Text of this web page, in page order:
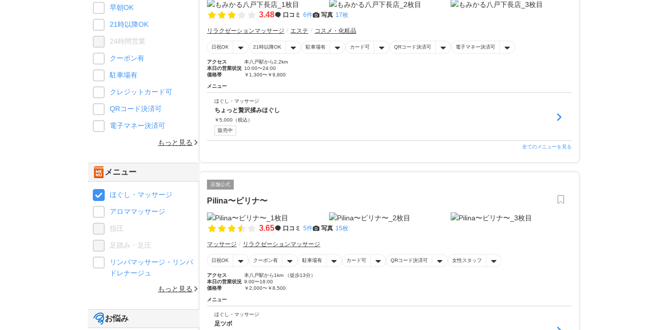
3.48 口コミ 6件 写真 17枚
リラクゼーションマッサージ エステ コスメ・化粧品
日祝OK 21時以降OK 駐車場有 カード可 QRコード決済可 電子マネー決済可
アクセス
本八戸駅から2.2km
本日の営業状況 10:00〜24:00
価格帯
￥1,300〜￥9,800
メニュー
ほぐし・マッサージ
ちょっと贅沢揉みほぐし
￥5,000 （税込）
販売中
全てのメニューを見る
店舗公式
Pilina〜ピリナ〜
3.65 口コミ 5件 写真 15枚
マッサージ リラクゼーションマッサージ
日祝OK クーポン有 駐車場有 カード可 QRコード決済可 女性スタッフ
アクセス
本八戸駅から1km （徒歩13分）
本日の営業状況 9:00〜18:00
価格帯
￥2,000〜￥8,500
メニュー
ほぐし・マッサージ
足ツボ
早朝OK
21時以降OK
24時間営業
クーポン有
駐車場有
クレジットカード可
QRコード決済可
電子マネー決済可
もっと見る
メニュー
ほぐし・マッサージ
アロママッサージ
指圧
足踏み・足圧
リンパマッサージ・リンパ
ドレナージュ
もっと見る
お悩み